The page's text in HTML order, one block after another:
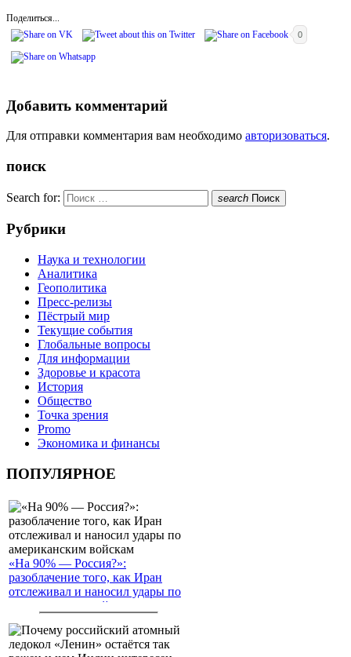
Поделиться...
0
Добавить комментарий
Для отправки комментария вам необходимо авторизоваться.
поиск
Search for: search Поиск
Рубрики
Наука и технологии
Аналитика
Геополитика
Пресс-релизы
Пёстрый мир
Текущие события
Глобальные вопросы
Для информации
Здоровье и красота
История
Общество
Точка зрения
Promo
Экономика и финансы
ПОПУЛЯРНОЕ
«На 90% — Россия?»:
разоблачение того, как Иран
отслеживал и наносил удары по
американским войскам